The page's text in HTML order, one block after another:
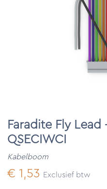
Faradite Fly Lead
QSECIWCI
Kabelboom
€ 1,53 Exclusief btw